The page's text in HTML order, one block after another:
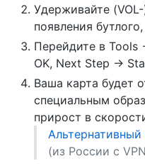
Удерживайте
появления
Перейдите в Tools
OK, Next Step ->
Ваша карта будет
специальным
прирост в
(из России с